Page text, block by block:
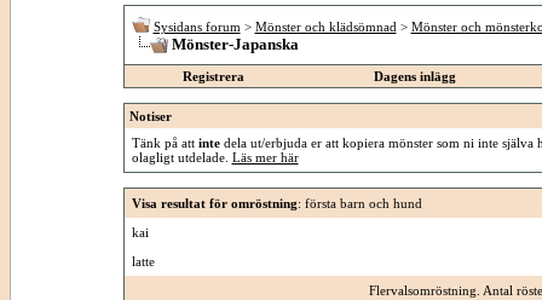
Sysidans forum > Mönster och klädsömnad > Mönster och
Mönster-Japanska
Registrera Dagens inlägg
Notiser
Tänk på att intedela ut/erbjuda er att kopiera mönster som ni inte själva
olagligt utdelade. Läs mer här
Visa resultat för omröstning: första barn och hund
kai
latte
Flervalsomröstning. Antal